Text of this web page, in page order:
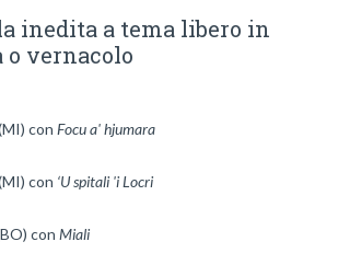
inedita a tema libero in
o vernacolo
con Focu a' hjumara
con ‘U spitali 'i Locri
con Miali